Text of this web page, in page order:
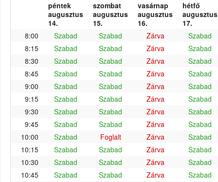
péntek
augusztus
14.
szombat
augusztus
15.
vasárnap
augusztus
16.
hétfő
augusztus
17.
8:00
Szabad Szabad Zárva
Szabad
8:15
Szabad Szabad Zárva
Szabad
8:30
Szabad Szabad Zárva
Szabad
8:45
Szabad Szabad Zárva
Szabad
9:00
Szabad Szabad Zárva
Szabad
9:15
Szabad Szabad Zárva
Szabad
9:30
Szabad Szabad Zárva
Szabad
9:45
Szabad Szabad Zárva
Szabad
10:00
Szabad Foglalt Zárva
Szabad
10:15
Szabad Szabad Zárva
Szabad
10:30
Szabad Szabad Zárva
Szabad
10:45
Szabad Szabad Zárva
Szabad